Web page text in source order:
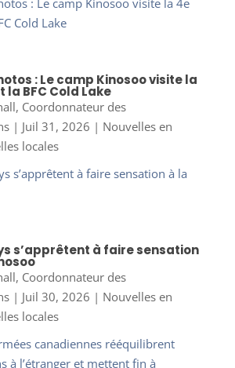
: Le camp Kinosoo visite la
la BFC Cold Lake
Coordonnateur des
| Juil 31, 2026 | Nouvelles en
locales
s’apprêtent à faire sensation
Coordonnateur des
| Juil 30, 2026 | Nouvelles en
locales